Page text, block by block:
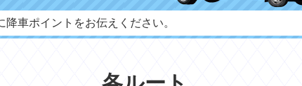
車ポイントをお伝えください。